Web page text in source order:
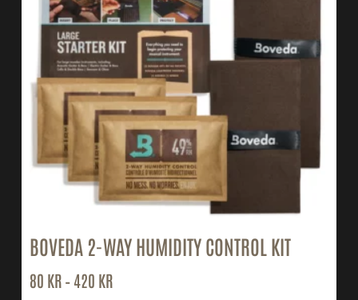
BOVEDA 2-WAY HUMIDITY CONTROL KIT
80 KR–420 KR